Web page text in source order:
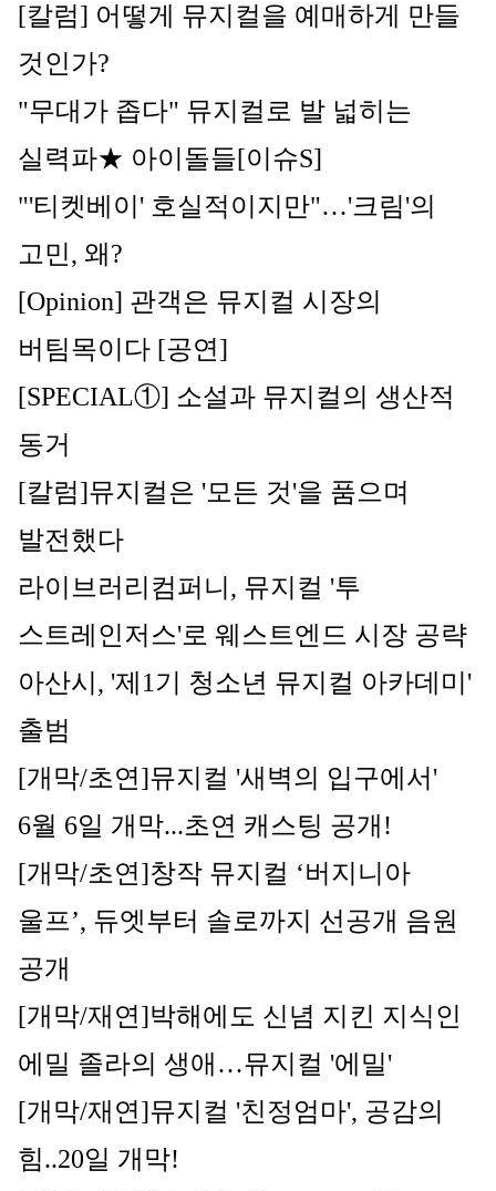
[칼럼] 어떻게 뮤지컬을 예매하게 만들
것인가?
"무대가 좁다" 뮤지컬로 발 넓히는
실력파★ 아이돌들[이슈S]
"'티켓베이' 호실적이지만"…'크림'의
고민, 왜?
[Opinion] 관객은 뮤지컬 시장의
버팀목이다 [공연]
[SPECIAL①] 소설과 뮤지컬의 생산적
동거
[칼럼]뮤지컬은 '모든 것'을 품으며
발전했다
라이브러리컴퍼니, 뮤지컬 '투
스트레인저스'로 웨스트엔드 시장 공략
아산시, '제1기 청소년 뮤지컬 아카데미'
출범
[개막/초연]뮤지컬 '새벽의 입구에서'
6월 6일 개막...초연 캐스팅 공개!
[개막/초연]창작 뮤지컬 ‘버지니아
울프’, 듀엣부터 솔로까지 선공개 음원
공개
[개막/재연]박해에도 신념 지킨 지식인
에밀 졸라의 생애…뮤지컬 '에밀'
[개막/재연]뮤지컬 '친정엄마', 공감의
힘..20일 개막!